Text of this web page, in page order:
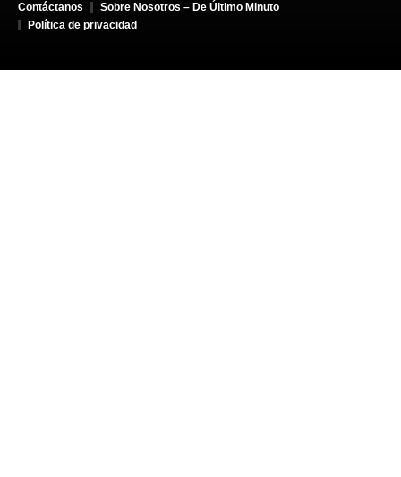
Contáctanos
Sobre Nosotros – De Último Minuto
Política de privacidad